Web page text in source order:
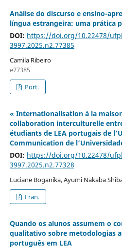
Análise do discurso e ensino-
língua estrangeira: uma prática
DOI: https://doi.org/10.22478/
3997.2025.n2.77385
Camila Ribeiro
e77385
Port.
« Internationalisation à la
collaboration interculturelle
étudiants de LEA portugais de
Communication de
DOI: https://doi.org/10.22478/
3997.2025.n2.77328
Luciane Boganika, Ayumi Nakaba
Fran.
Quando os alunos assumem o
qualitativo sobre metodologias
português em LEA